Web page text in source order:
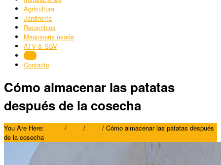
Agricultura
Jardinería
Recambios
Maquinaria usada
ATV & SSV
Blog
Contacto
Cómo almacenar las patatas
después de la cosecha
You Are Here: / / / Cómo almacenar las patatas después
de la cosecha